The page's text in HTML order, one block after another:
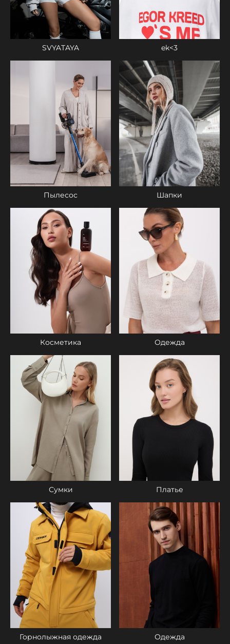
SVYATAYA ek<3
Пылесос Шапки
Косметика Одежда
Сумки Платье
Горнолыжная одежда Одежда